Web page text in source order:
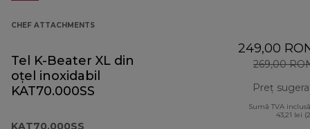
CHEF ATTACHMENTS
Tel K-Beater XL din
oțel inoxidabil
KAT70.000SS
249,00
269,00
Preț
Sumă TVA
43,21 lei